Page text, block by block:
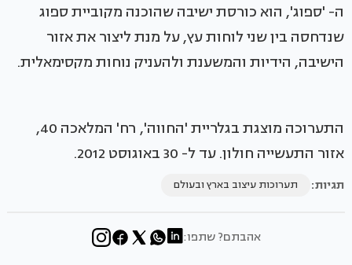
ה- 'ספוג', הוא כורסת ישיבה שהוכנה מקוביית ספוג
שנדחסה בין שני לוחות עץ, על מנת ליצור את אזור
הישיבה, הידיות והמשענת ולהעניק נוחות מקסימאלית.
התערוכה מוצגת בגלריית 'החווה', רח' המלאכה 40,
אזור התעשייה חולון. עד ל- 30 באוגוסט 2012.
תגיות: תערוכות עיצוב בארץ ובעולם
אהבתם? שתפו: